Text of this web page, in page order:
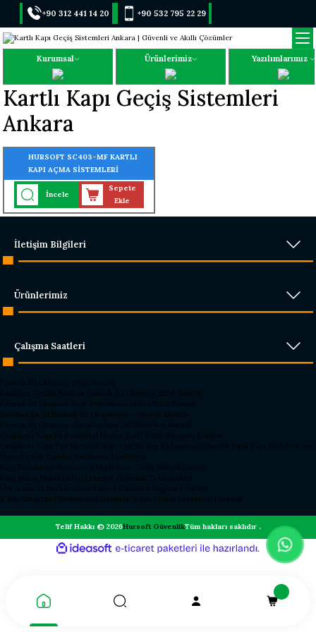
+90 312 441 14 20 +90 532 795 22 29
Kurumsal Ürünlerimiz Yazılımlarımız
Kartlı Kapı Geçiş Sistemleri
Ankara
HURSOFT SC403-MF KARTLI
KAPI AÇMA SİSTEMLERİ
(30.000 KART - 30.000 ŞİFRE
OKUMA ÖZELLİĞİ)
İncele
Sepete
Ekle
İletişim Bilgileri
Ürünlerimiz
Çalışma Saatleri
Parmak İzi Okuyucu 2026 Hursoft
Rakipleri Geride Bırakan Parmak İzi Okuyucu 2026 Hursoft
Parmak İzi Okuyucu Fiyat Performans Lideri 2026 Hursoft
2026’nın En İyi Parmak İzi Okuyucusu – Hursoft Zirvede
Parmak İzi Okuyucu Alacaklar İçin 2026 Rehberi Hursoft
Okullarda Kapı Dedektörleri Neden Şart? 2026 Güvenlik Rehberi
Okullarda Kapı Tipi Metal Dedektörler Neden Kullanılmalı?Hursoft Okul Kapı Dedektörleri
Hursoft Okul Turnike Sundurma Modelleri
Kapı Dedektörü Fiyatları ve Modelleri - 2026 Güncel Listesi
Kapı Metal Dedektörleri | Hursoft Güvenlik Teknolojileri
Üst Arama El Dedektörleri Kaliteli Dayanıklı Sağlam | Hursoft
X Ray Cihazları | Profesyonel Güvenlik X Ray Cihazı Sistemleri | Hursoft
Telif Hakkı © 2026Hursoft GüvenlikTüm hakları saklıdır .
ideasoft
e-
ile
hazırlandı.